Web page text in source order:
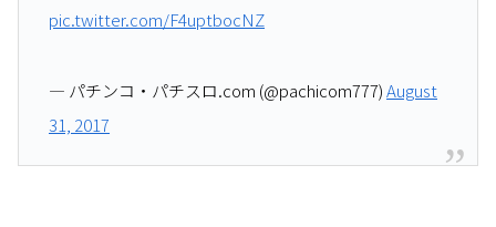
pic.twitter.com/F4uptbocNZ
— パチンコ・パチスロ.com (@pachicom777)August
31, 2017